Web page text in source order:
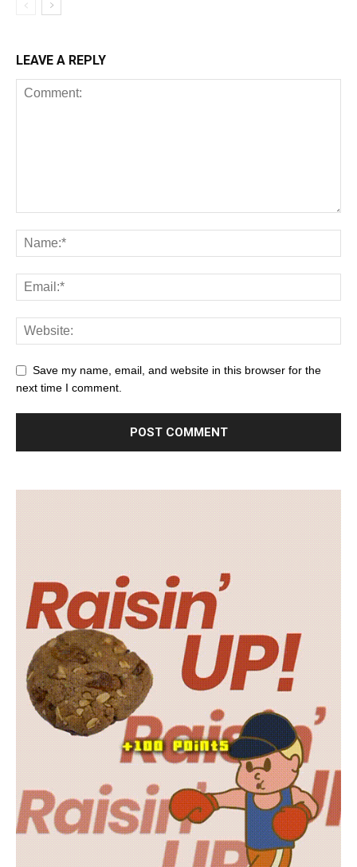
LEAVE A REPLY
Save my name, email, and website in this browser for the
next time I comment.